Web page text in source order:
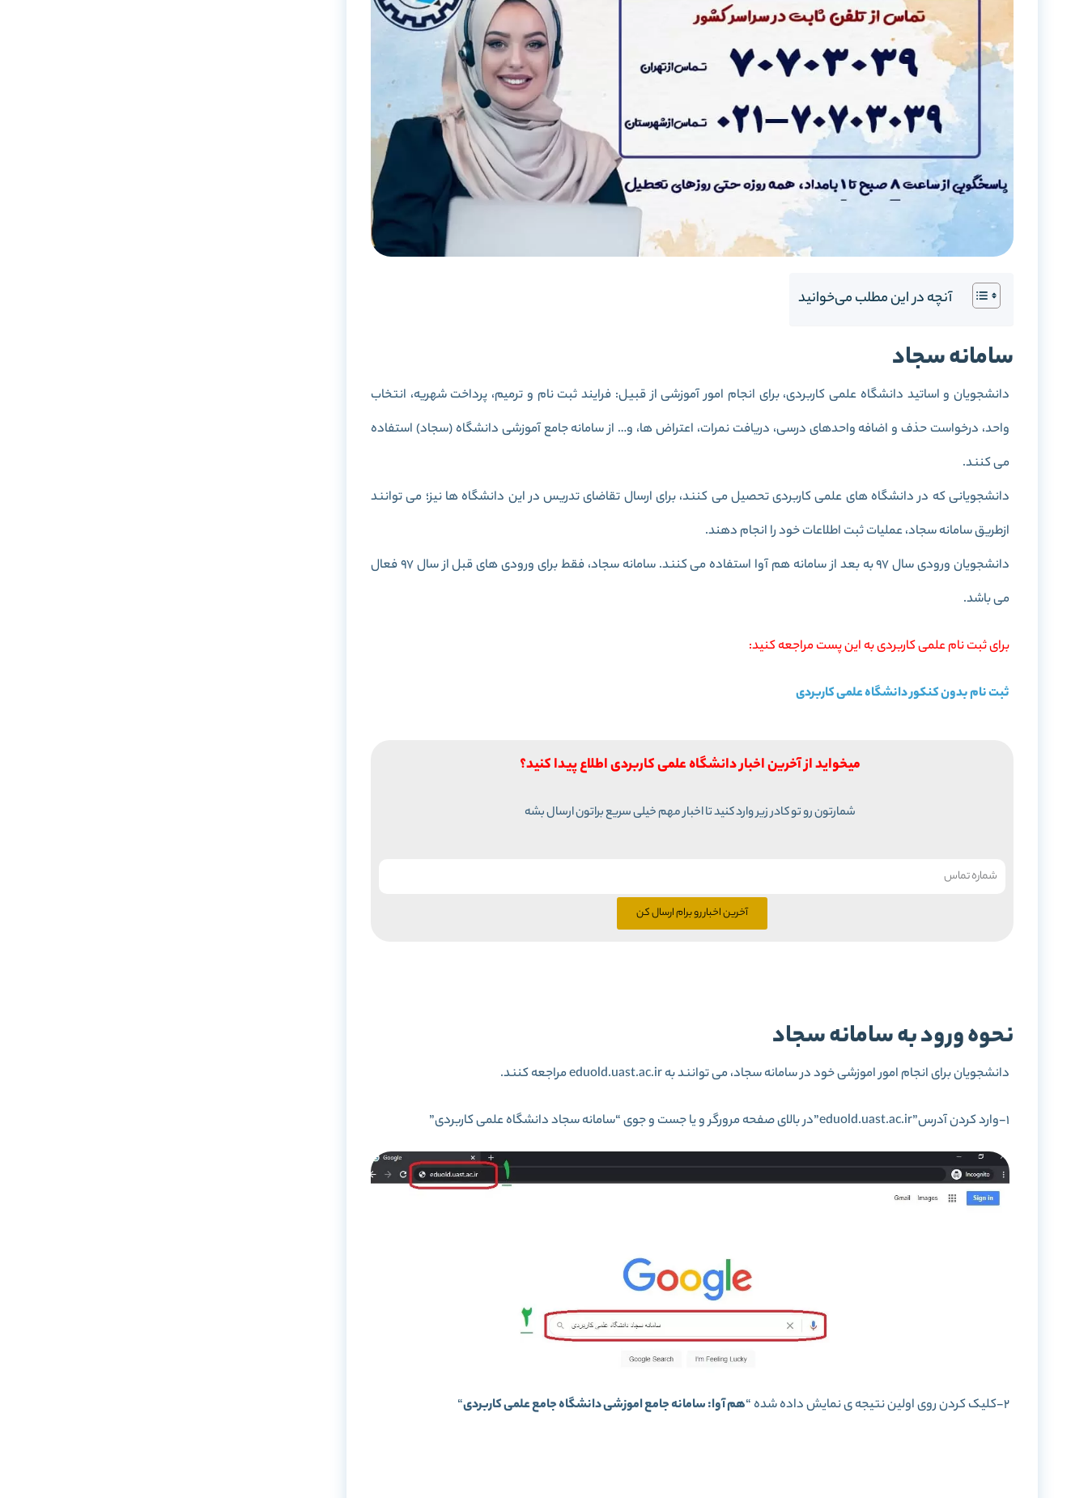
آنچه در این مطلب می‌خوانید
سامانه سجاد
دانشجویان و اساتید دانشگاه علمی کاربردی، برای انجام امور آموزشی از قبیل: فرایند ثبت نام و ترمیم، پرداخت شهریه، انتخاب
واحد، درخواست حذف و اضافه واحدهای درسی، دریافت نمرات، اعتراض ها، و… از سامانه جامع آموزشی دانشگاه (سجاد) استفاده
می کنند.
دانشجویانی که در دانشگاه های علمی کاربردی تحصیل می کنند، برای ارسال تقاضای تدریس در این دانشگاه ها نیز؛ می توانند
ازطریق سامانه سجاد، عملیات ثبت اطلاعات خود را انجام دهند.
دانشجویان ورودی سال 97 به بعد از سامانه هم آوا استفاده می کنند. سامانه سجاد، فقط برای ورودی های قبل از سال 97 فعال
می باشد.
برای ثبت نام علمی کاربردی به این پست مراجعه کنید:
ثبت نام بدون کنکور دانشگاه علمی کاربردی
میخواید از آخرین اخبار دانشگاه علمی کاربردی اطلاع پیدا کنید؟
شمارتون رو تو کادر زیر وارد کنید تا اخبار مهم خیلی سریع براتون ارسال بشه
آخرین اخبار رو برام ارسال کن
نحوه ورود به سامانه سجاد
دانشجویان برای انجام امور اموزشی خود در سامانه سجاد، می توانند به eduold.uast.ac.ir مراجعه کنند.
1-وارد کردن آدرس”eduold.uast.ac.ir”در بالای صفحه مرورگر و یا جست و جوی “سامانه سجاد دانشگاه علمی کاربردی”
2-کلیک کردن روی اولین نتیجه ی نمایش داده شده “ هم آوا: سامانه جامع اموزشی دانشگاه جامع علمی کاربردی“